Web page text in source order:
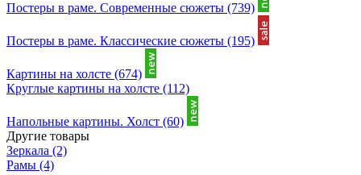
Постеры в раме. Современные сюжеты (739)
Постеры в раме. Классические сюжеты (195)
Картины на холсте (674)
Круглые картины на холсте (112)
Напольные картины. Холст (60)
Другие товары
Зеркала (2)
Рамы (4)